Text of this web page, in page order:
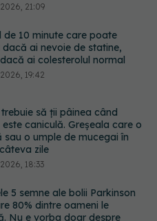
dacă ai colesterolul normal
19:42
trebuie să ții pâinea când
caniculă. Greșeala care o
18:33
5 semne ale bolii Parkinson
80% dintre oameni le
Nu e vorba doar despre
17:31